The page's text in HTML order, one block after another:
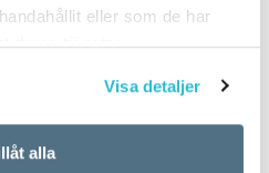
eller som de har
deras tjänster.
Visa detaljer
alla